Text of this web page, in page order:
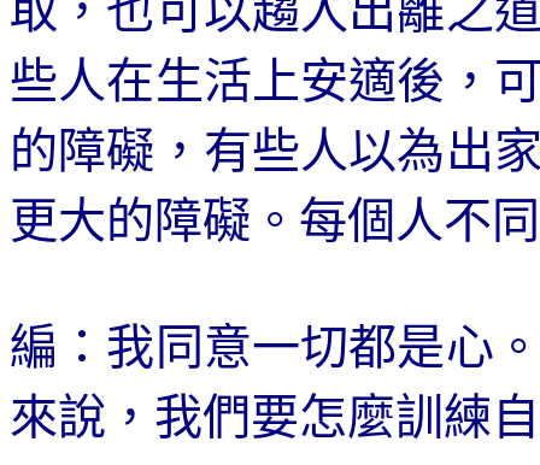
取，也可以趨入出離之
些人在生活上安適後，
的障礙，有些人以為出
更大的障礙。每個人不
編：我同意一切都是心
來說，我們要怎麼訓練